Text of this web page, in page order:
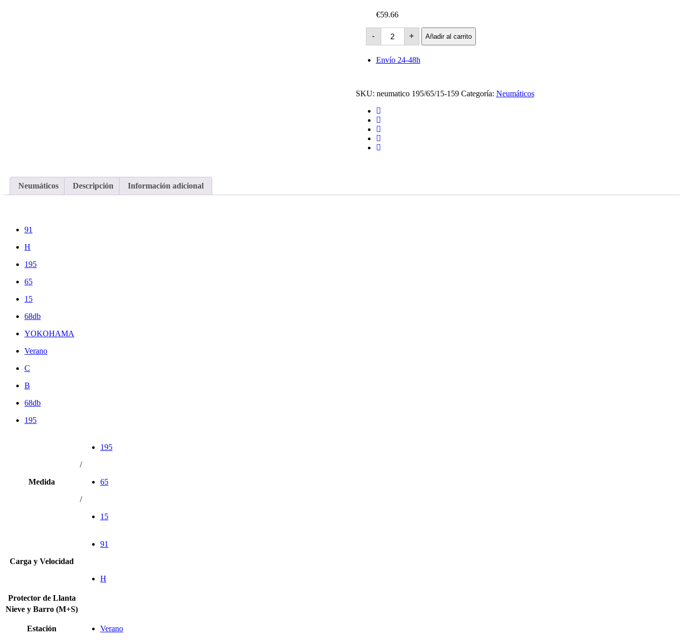
€59.66
-
YOKOHAMA
Bluearth
ES-
32
-91H
+ Añadir al carrito
Envío 24-48h
SKU: neumatico 195/65/15-159 Categoría: Neumáticos
Neumáticos Descripción Información adicional
91
H
195
65
15
68db
YOKOHAMA
Verano
C
B
68db
195
Medida
195
/
65
/
15
Carga y Velocidad
91
H
Protector de Llanta
Nieve y Barro (M+S)
Estación Verano